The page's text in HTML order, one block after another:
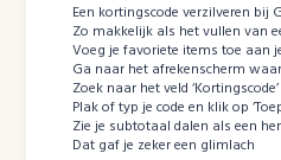
Een kortingscode verzilveren bij
Zo makkelijk als het vullen van
Voeg je favoriete items toe aan
Ga naar het afrekenscherm
Zoek naar het veld ‘Kortingscode’
Plak of typ je code en klik op
Zie je subtotaal dalen als een
Dat gaf je zeker een glimlach